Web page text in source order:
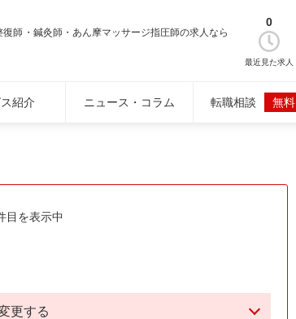
師・鍼灸師・あん摩マッサージ指圧師の求人なら
0
最近見た求人
紹介 ニュース・コラム 転職相談 無料
目を表示中
更する